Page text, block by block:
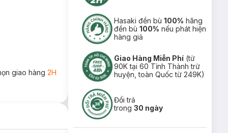
giao hàng 2H
Hasaki đền bù100% hãng
đền bù100% nếu phát hiện
hàng giả
Giao Hàng Miễn Phí (từ
90K tại 60 Tỉnh Thành trừ
huyện, toàn Quốc từ 249K)
Đổi trả
trong30 ngày